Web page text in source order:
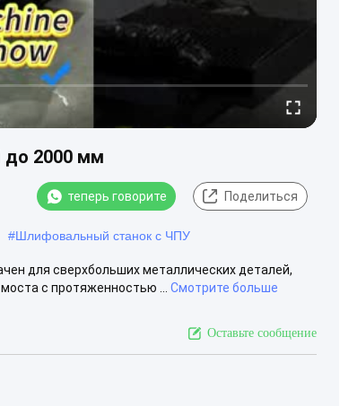
до 2000 мм
теперь говорите Поделиться
#Шлифовальный станок с ЧПУ
для сверхбольших металлических деталей,
с протяженностью ...
Смотрите больше
Оставьте сообщение